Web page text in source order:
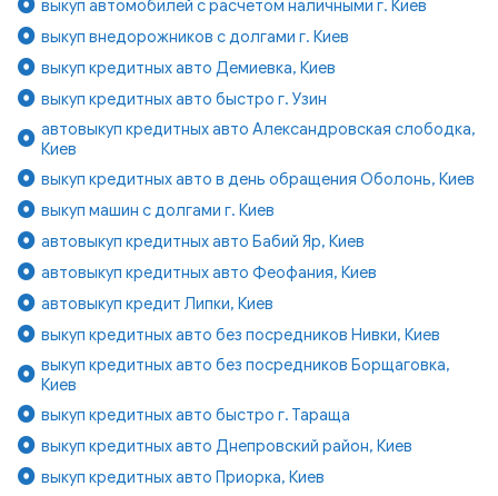
выкуп автомобилей с расчетом наличными г. Киев
выкуп внедорожников с долгами г. Киев
выкуп кредитных авто Демиевка, Киев
выкуп кредитных авто быстро г. Узин
автовыкуп кредитных авто Александровская слободка,
Киев
выкуп кредитных авто в день обращения Оболонь, Киев
выкуп машин с долгами г. Киев
автовыкуп кредитных авто Бабий Яр, Киев
автовыкуп кредитных авто Феофания, Киев
автовыкуп кредит Липки, Киев
выкуп кредитных авто без посредников Нивки, Киев
выкуп кредитных авто без посредников Борщаговка,
Киев
выкуп кредитных авто быстро г. Тараща
выкуп кредитных авто Днепровский район, Киев
выкуп кредитных авто Приорка, Киев